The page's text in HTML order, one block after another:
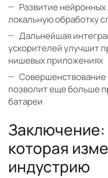
Развитие
локальную обработку
Дальнейшая
ускорителей улучшит
нишевых приложениях
позволит еще больше
батареи
которая
индустрию